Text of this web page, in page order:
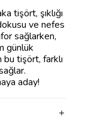
tişört, şıklığı
ve nefes
sağlarken,
günlük
bu tişört, farklı
aday!